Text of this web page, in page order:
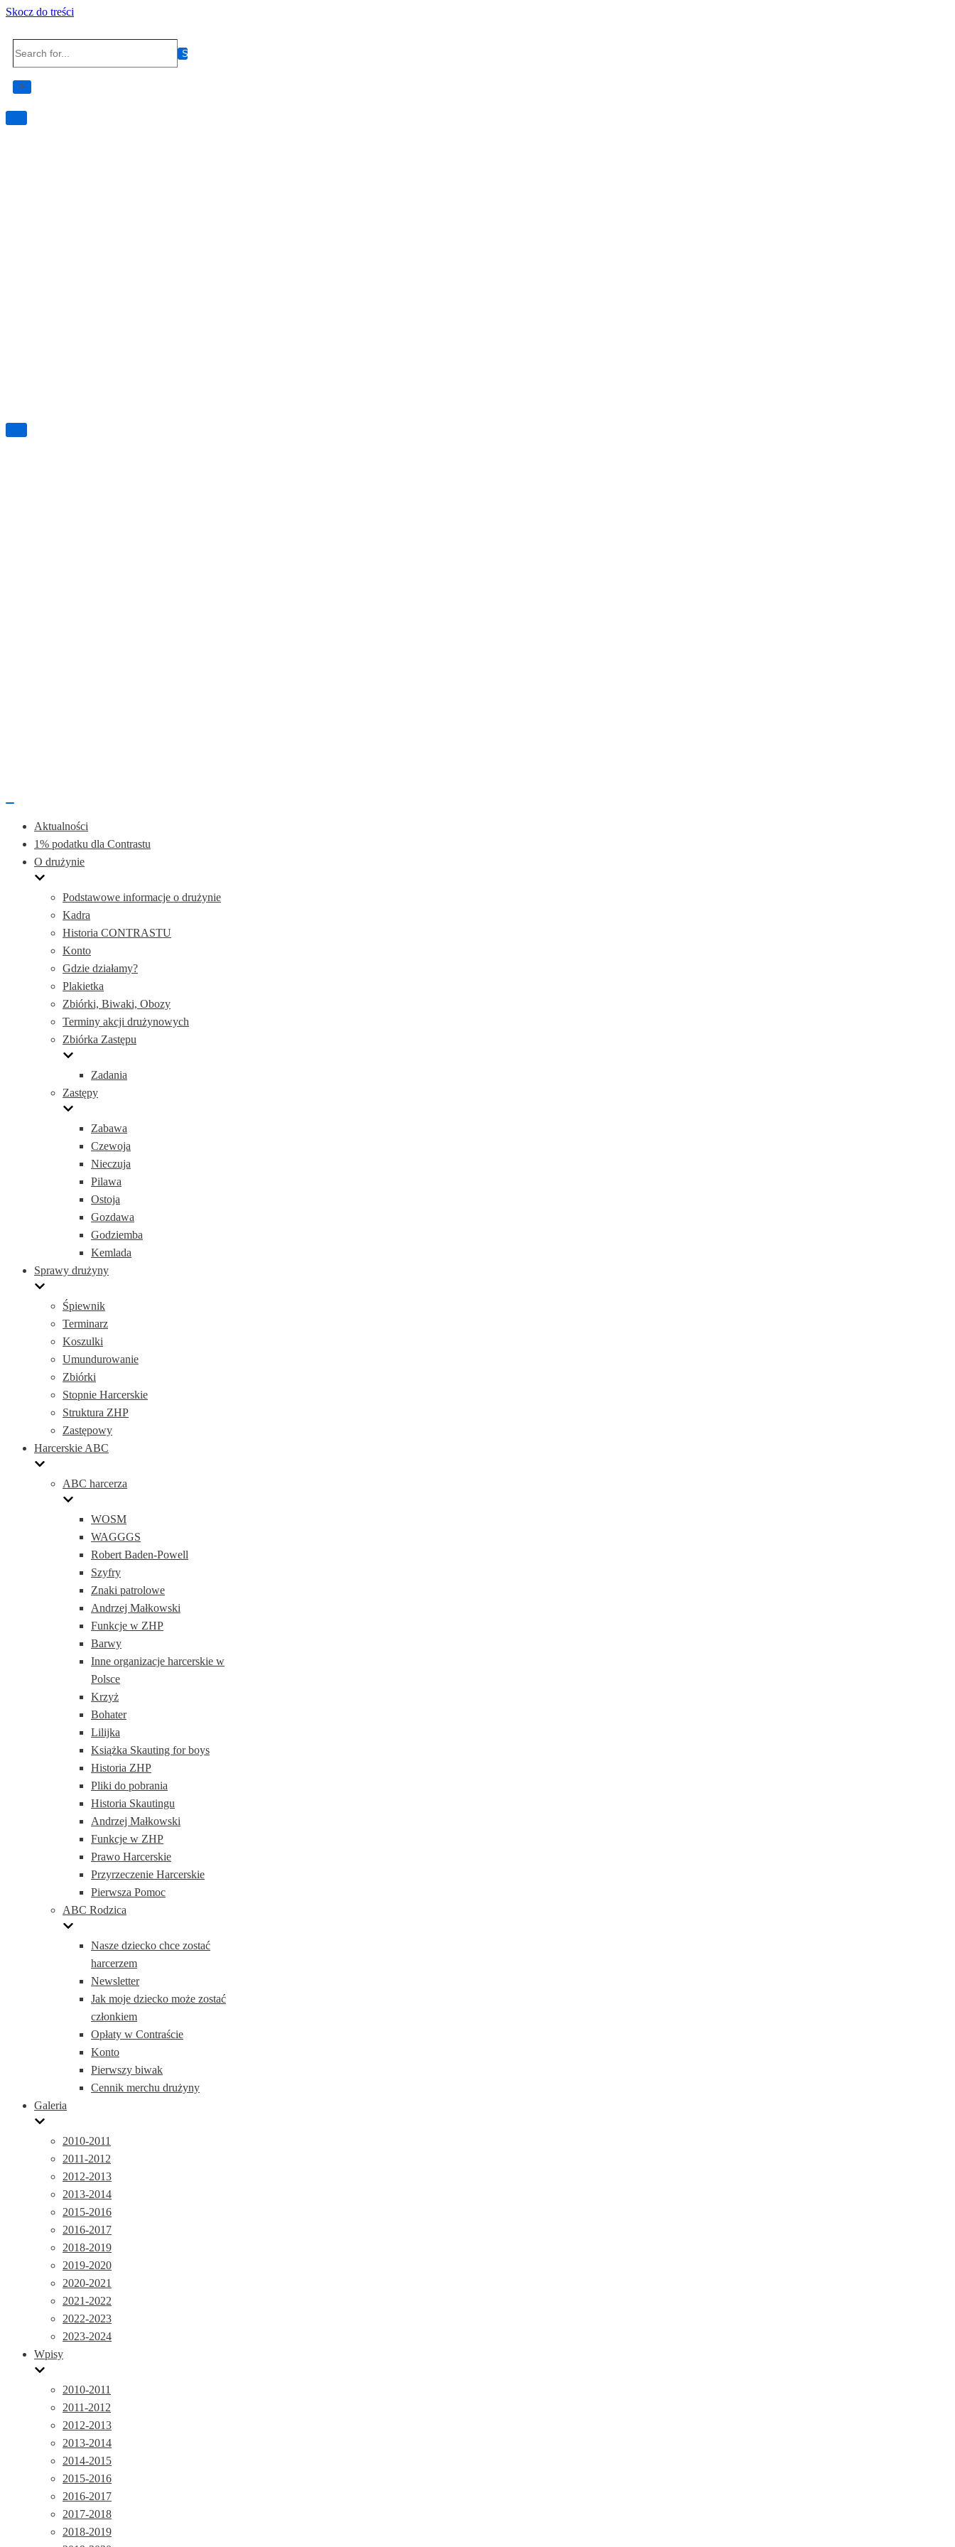
Skocz do treści
for...
Przełącznik
Przełącznik
Aktualności
1% podatku dla Contrastu
O drużynie
Podstawowe informacje o drużynie
Kadra
Historia CONTRASTU
Konto
Gdzie działamy?
Plakietka
Zbiórki, Biwaki, Obozy
Terminy akcji drużynowych
Zbiórka Zastępu
Zadania
Zastępy
Zabawa
Czewoja
Nieczuja
Pilawa
Ostoja
Gozdawa
Godziemba
Kemlada
Sprawy drużyny
Śpiewnik
Terminarz
Koszulki
Umundurowanie
Zbiórki
Stopnie Harcerskie
Struktura ZHP
Zastępowy
Harcerskie ABC
ABC harcerza
WOSM
WAGGGS
Robert Baden-Powell
Szyfry
Znaki patrolowe
Andrzej Małkowski
Funkcje w ZHP
Barwy
Inne organizacje harcerskie w
Polsce
Krzyż
Bohater
Lilijka
Książka Skauting for boys
Historia ZHP
Pliki do pobrania
Historia Skautingu
Andrzej Małkowski
Funkcje w ZHP
Prawo Harcerskie
Przyrzeczenie Harcerskie
Pierwsza Pomoc
ABC Rodzica
Nasze dziecko chce zostać
harcerzem
Newsletter
Jak moje dziecko może zostać
członkiem
Opłaty w Contraście
Konto
Pierwszy biwak
Cennik merchu drużyny
Galeria
2010-2011
2011-2012
2012-2013
2013-2014
2015-2016
2016-2017
2018-2019
2019-2020
2020-2021
2021-2022
2022-2023
2023-2024
Wpisy
2010-2011
2011-2012
2012-2013
2013-2014
2014-2015
2015-2016
2016-2017
2017-2018
2018-2019